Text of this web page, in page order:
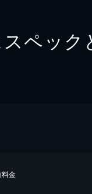
ペック
料金